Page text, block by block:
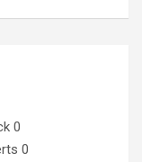
0
0